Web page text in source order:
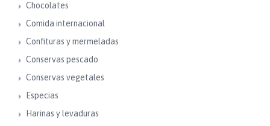
Chocolates
Comida internacional
Confituras y mermeladas
Conservas pescado
Conservas vegetales
Especias
Harinas y levaduras